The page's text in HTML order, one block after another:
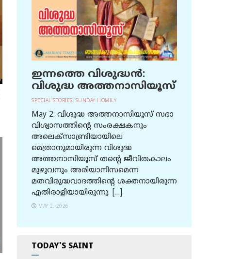
ഇന്നത്തെ വിശുദ്ധന്‍:
വിശുദ്ധ അത്തനാസിയൂസ്
SPECIAL STORIES, SUNDAY HOMILY
May 2: വിശുദ്ധ അത്തനാസിയൂസ് സഭാ
വിശ്വാസത്തിന്റെ സംരക്ഷകനും
അലെക്സാണ്ട്രിയായിലെ
മെത്രാനുമായിരുന്ന വിശുദ്ധ
അത്തനാസിയൂസ് തന്റെ ജീവിതകാലം
മുഴുവനും അരിയാനിസമെന്ന
മതവിരുദ്ധവാദത്തിന്റെ ശക്തനായിരുന്ന
എതിരാളിയായിരുന്നു. […]
MAY 2, 2026
TODAY'S SAINT